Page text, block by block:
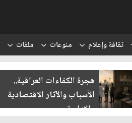
ثقافة وإعلام منوعات ملفات
هجرة الكفاءات العراقية..
الأسباب والآثار الاقتصادية
والإدارية